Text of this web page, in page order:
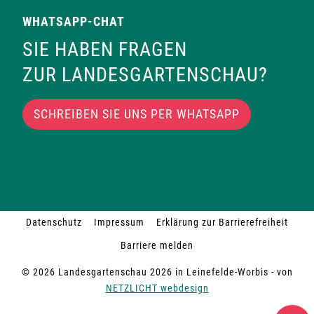
WHATSAPP-CHAT
SIE HABEN FRAGEN
ZUR LANDESGARTENSCHAU?
SCHREIBEN SIE UNS PER WHATSAPP
© 2026 Landesgartenschau 2026 in Leinefelde-Worbis - von
NETZLICHT webdesign
Datenschutz Impressum
Erklärung zur Barrierefreiheit
Barriere melden